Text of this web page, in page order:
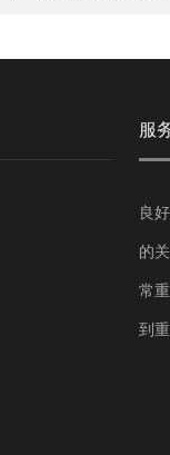
服
良
的
常
到